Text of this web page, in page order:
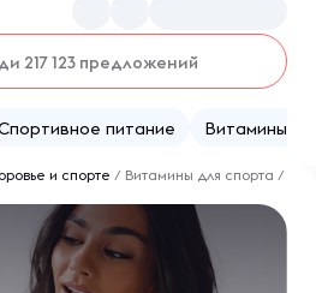
питание Витамины
и спорте / Витамины для спорта /